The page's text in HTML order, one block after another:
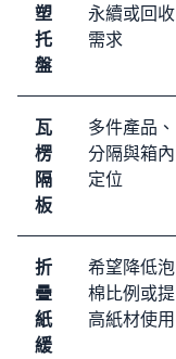
塑
托
盤
永續或回收
需求
瓦
楞
隔
板
多件產品、
分隔與箱內
定位
折
疊
紙
緩
希望降低泡
棉比例或提
高紙材使用